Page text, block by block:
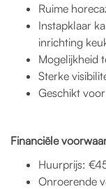
Ruime
Instapklaar
inrichting
Mogelijkheid
Sterke
Geschikt
Financiële
Huurprijs:
Onroerende